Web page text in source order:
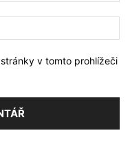
v tomto prohlížeči